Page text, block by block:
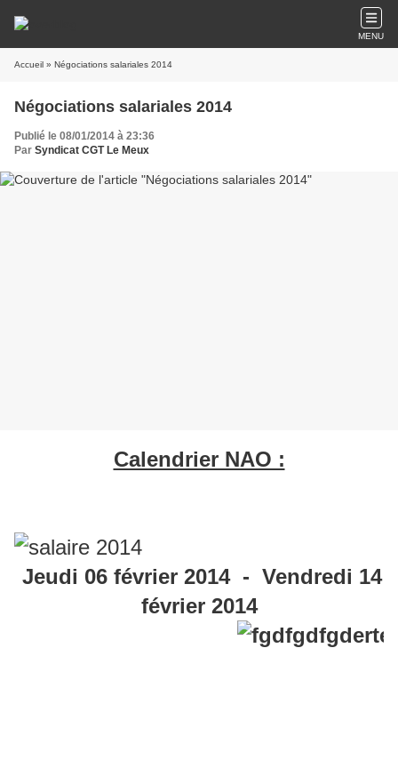
MENU
Accueil » Négociations salariales 2014
Négociations salariales 2014
Publié le 08/01/2014 à 23:36
Par Syndicat CGT Le Meux
Calendrier NAO :
Jeudi 06 février 2014 - Vendredi 14
février 2014